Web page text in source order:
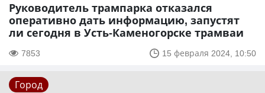
Руководитель трампарка отказался
оперативно дать информацию, запустят
ли сегодня в Усть-Каменогорске трамваи
7853 15 февраля 2024, 10:50
Город